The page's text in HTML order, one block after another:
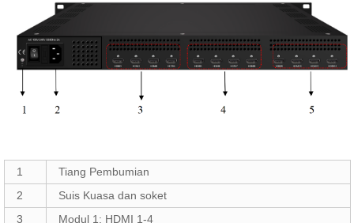
1
Tiang Pembumian
2
Suis Kuasa dan soket
3
Modul 1: HDMI 1-4